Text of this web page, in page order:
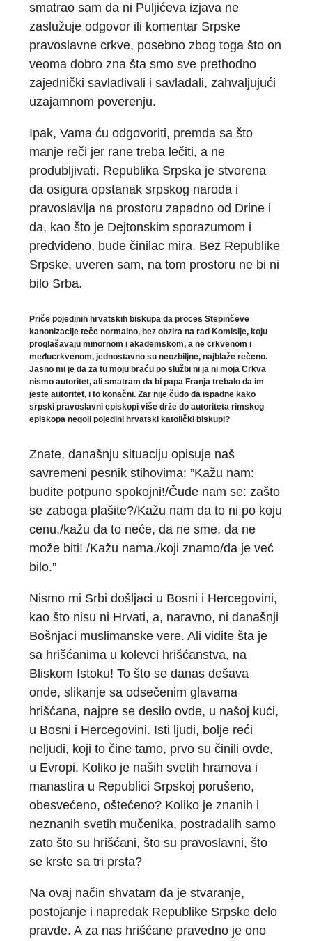
smatrao sam da ni Puljićeva izjava ne
zaslužuje odgovor ili komentar Srpske
pravoslavne crkve, posebno zbog toga što on
veoma dobro zna šta smo sve prethodno
zajednički savlađivali i savladali, zahvaljujući
uzajamnom poverenju.
Ipak, Vama ću odgovoriti, premda sa što
manje reči jer rane treba lečiti, a ne
produbljivati. Republika Srpska je stvorena
da osigura opstanak srpskog naroda i
pravoslavlja na prostoru zapadno od Drine i
da, kao što je Dejtonskim sporazumom i
predviđeno, bude činilac mira. Bez Republike
Srpske, uveren sam, na tom prostoru ne bi ni
bilo Srba.
Priče pojedinih hrvatskih biskupa da proces Stepinčeve
kanonizacije teče normalno, bez obzira na rad Komisije, koju
proglašavaju minornom i akademskom, a ne crkvenom i
međucrkvenom, jednostavno su neozbiljne, najblaže rečeno.
Jasno mi je da za tu moju braću po službi ni ja ni moja Crkva
nismo autoritet, ali smatram da bi papa Franja trebalo da im
jeste autoritet, i to konačni. Zar nije čudo da ispadne kako
srpski pravoslavni episkopi više drže do autoriteta rimskog
episkopa negoli pojedini hrvatski katolički biskupi?
Znate, današnju situaciju opisuje naš
savremeni pesnik stihovima: ”Kažu nam:
budite potpuno spokojni!/Čude nam se: zašto
se zaboga plašite?/Kažu nam da to ni po koju
cenu,/kažu da to neće, da ne sme, da ne
može biti! /Kažu nama,/koji znamo/da je već
bilo.”
Nismo mi Srbi došljaci u Bosni i Hercegovini,
kao što nisu ni Hrvati, a, naravno, ni današnji
Bošnjaci muslimanske vere. Ali vidite šta je
sa hrišćanima u kolevci hrišćanstva, na
Bliskom Istoku! To što se danas dešava
onde, slikanje sa odsečenim glavama
hrišćana, najpre se desilo ovde, u našoj kući,
u Bosni i Hercegovini. Isti ljudi, bolje reći
neljudi, koji to čine tamo, prvo su činili ovde,
u Evropi. Koliko je naših svetih hramova i
manastira u Republici Srpskoj porušeno,
obesvećeno, oštećeno? Koliko je znanih i
neznanih svetih mučenika, postradalih samo
zato što su hrišćani, što su pravoslavni, što
se krste sa tri prsta?
Na ovaj način shvatam da je stvaranje,
postojanje i napredak Republike Srpske delo
pravde. A za nas hrišćane pravedno je ono